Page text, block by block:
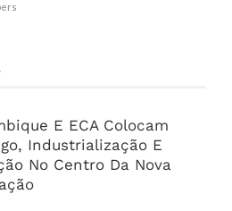
E ECA Colocam
Industrialização E
No Centro Da Nova